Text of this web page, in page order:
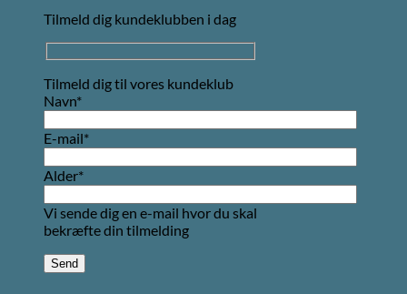
Tilmeld dig kundeklubben i dag
Tilmeld dig til vores kundeklub
Navn*
E-mail*
Alder*
Vi sende dig en e-mail hvor du skal
bekræfte din tilmelding